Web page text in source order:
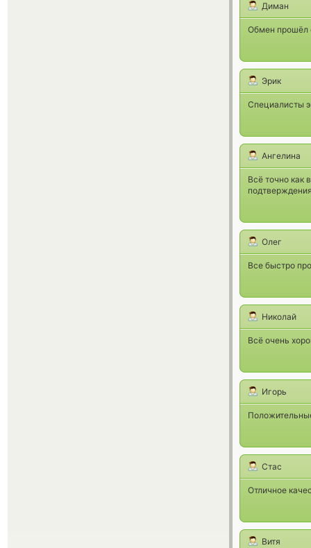
Диман
Обмен прошёл
Эрик
Специалисты
Ангелина
Всё точно как
Олег
Все быстро
Николай
Всё очень
Игорь
Стас
Отличное
Витя